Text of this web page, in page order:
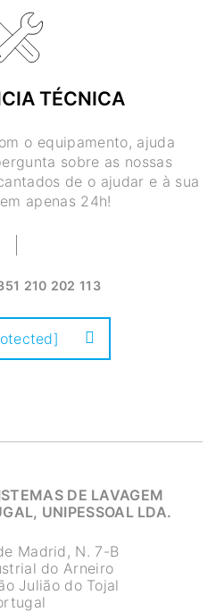
TÉCNICA
o equipamento, ajuda
sobre as nossas
de o ajudar e à sua
apenas 24h!
210 202 113
DE LAVAGEM
UNIPESSOAL LDA.
Madrid, N. 7-B
do Arneiro
Julião do Tojal